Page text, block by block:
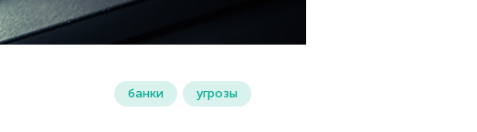
банки угрозы